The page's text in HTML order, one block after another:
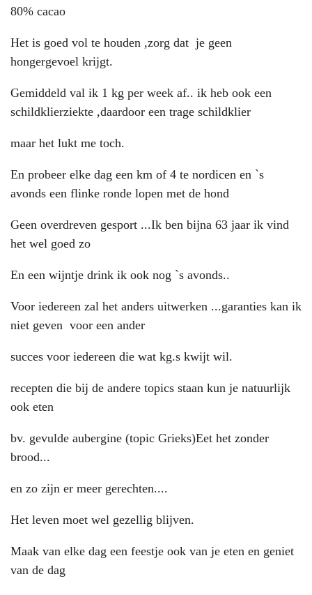
80% cacao
Het is goed vol te houden ,zorg dat je geen
hongergevoel krijgt.
Gemiddeld val ik 1 kg per week af.. ik heb ook een
schildklierziekte ,daardoor een trage schildklier
maar het lukt me toch.
En probeer elke dag een km of 4 te nordicen en `s
avonds een flinke ronde lopen met de hond
Geen overdreven gesport ...Ik ben bijna 63 jaar ik vind
het wel goed zo
En een wijntje drink ik ook nog `s avonds..
Voor iedereen zal het anders uitwerken ...garanties kan ik
niet geven voor een ander
succes voor iedereen die wat kg.s kwijt wil.
recepten die bij de andere topics staan kun je natuurlijk
ook eten
bv. gevulde aubergine (topic Grieks)Eet het zonder
brood...
en zo zijn er meer gerechten....
Het leven moet wel gezellig blijven.
Maak van elke dag een feestje ook van je eten en geniet
van de dag